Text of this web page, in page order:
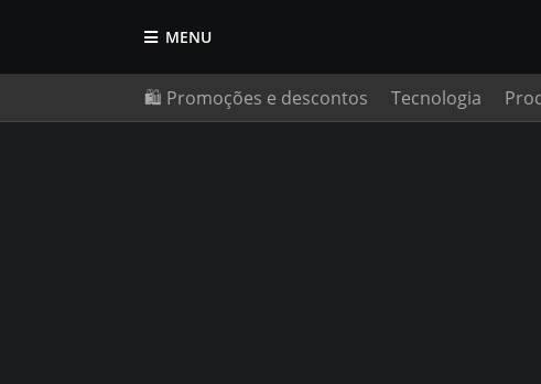
MENU
🛍️ Promoções e descontos Tecnologia